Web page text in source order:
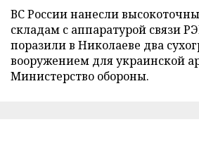
ВС России нанесли
складам с аппаратурой связи
поразили в Николаеве два
вооружением для украинской
Министерство обороны.